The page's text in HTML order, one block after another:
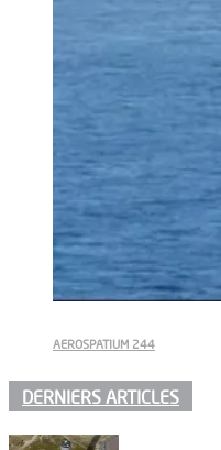
AEROSPATIUM 244
DERNIERS ARTICLES